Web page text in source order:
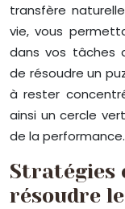
transfère
vie, vous
dans vos tâches
de résoudre un
à rester
ainsi un cercle
de la performance.
Stratégies
résoudre